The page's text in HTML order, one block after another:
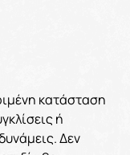
κατάσταση
ή
Δεν